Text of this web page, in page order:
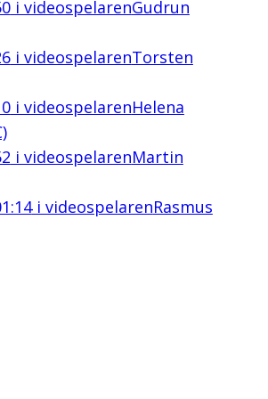
i videospelarenGudrun
i videospelarenTorsten
i videospelarenHelena
i videospelarenMartin
i videospelarenRasmus